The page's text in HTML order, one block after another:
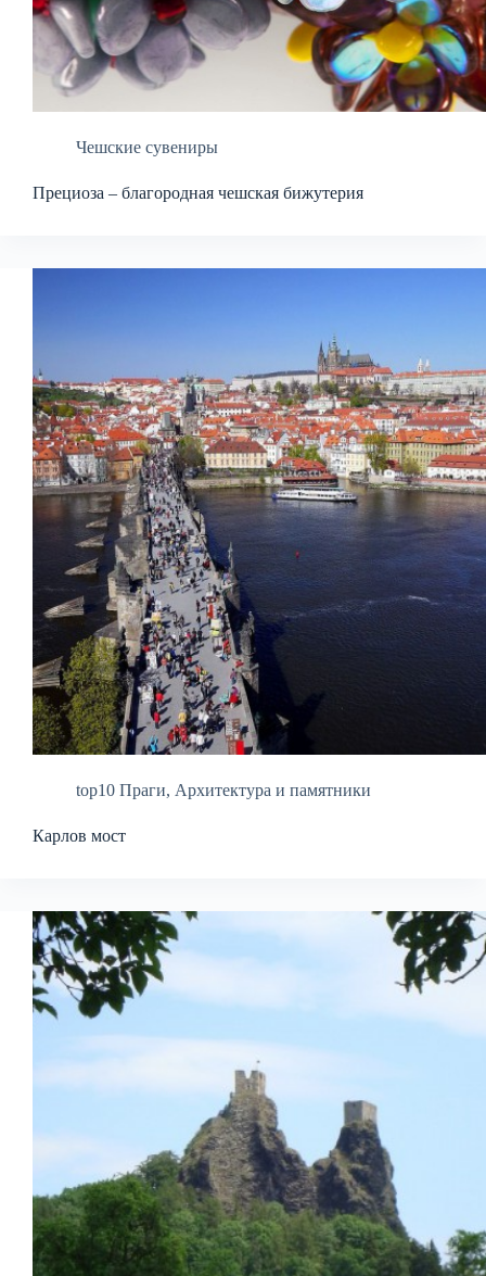
Чешские сувениры
Прециоза – благородная чешская бижутерия
top10 Праги, Архитектура и памятники
Карлов мост